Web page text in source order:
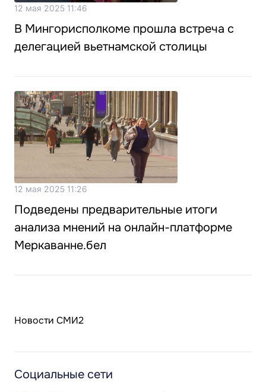
12 мая 2025 11:46
В Мингорисполкоме прошла встреча с
делегацией вьетнамской столицы
12 мая 2025 11:26
Подведены предварительные итоги
анализа мнений на онлайн-платформе
Меркаванне.бел
Новости СМИ2
Социальные сети